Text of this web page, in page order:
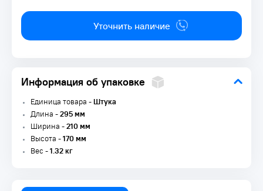
Уточнить наличие
Информация об упаковке
Единица товара -Штука
Длина -295 мм
Ширина -210 мм
Высота -170 мм
Вес -1.32 кг